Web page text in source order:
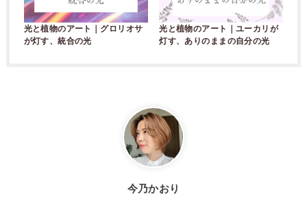
光と植物のアート｜グロリオサ
が灯す、統合の光
光と植物のアート｜ユーカリが
灯す、ありのままの自分の光
今乃かおり